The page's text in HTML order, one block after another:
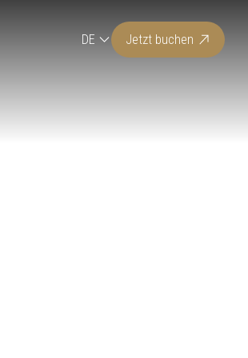
DE Jetzt buchen